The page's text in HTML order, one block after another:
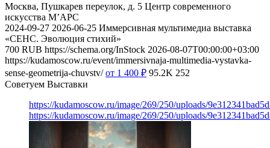
Москва, Пушкарев переулок, д. 5 Центр современного
искусства М’АРС
2024-09-27 2026-06-25 Иммерсивная мультимедиа выставка
«СЕНС. Эволюция стихий»
700 RUB https://schema.org/InStock 2026-08-07T00:00:00+03:00
https://kudamoscow.ru/event/immersivnaja-multimedia-vystavka-
sense-geometrija-chuvstv/ от 1 400 ₽ 95.2K 252
Советуем Выставки
https://kudamoscow.ru/image/269/250/uploads/
https://kudamoscow.ru/image/269/250/uploads/